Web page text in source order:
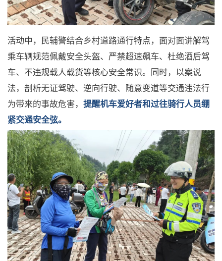
活动中，民辅警结合乡村道路通行特点，面对面讲解驾
乘车辆规范佩戴安全头盔、严禁超速飙车、杜绝酒后驾
车、不违规载人载货等核心安全常识。同时，以案说
法，剖析无证驾驶、逆向行驶、随意变道等交通违法行
为带来的事故危害， 提醒机车爱好者和过往骑行人员绷
紧交通安全弦。